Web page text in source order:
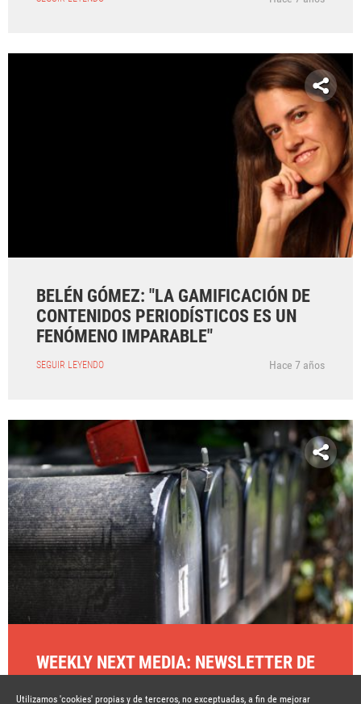
BELÉN GÓMEZ: "LA GAMIFICACIÓN DE
CONTENIDOS PERIODÍSTICOS ES UN
FENÓMENO IMPARABLE"
SEGUIR LEYENDO Hace 7 años
WEEKLY NEXT MEDIA: NEWSLETTER DE
Utilizamos 'cookies' propias y de terceros, no exceptuadas, a fin de mejorar